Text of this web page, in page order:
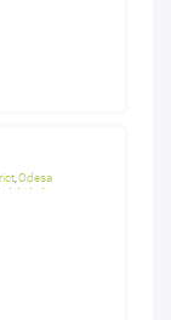
,Odesa